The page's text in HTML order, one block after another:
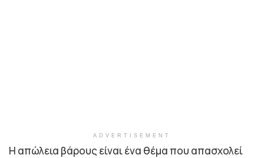
ADVERTISEMENT
Η απώλεια βάρους είναι ένα θέμα που απασχολεί